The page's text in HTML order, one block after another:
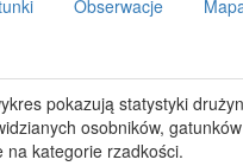
Obserwacje
pokazują statystyki
osobników,
na kategorie rzadkości.